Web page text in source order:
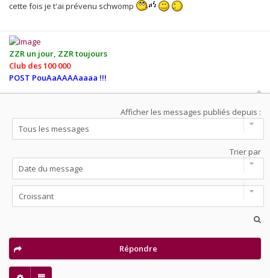
cette fois je t'ai prévenu schwomp
ZZR un jour, ZZR toujours
Club des 100 000
POST PouAaAAAAaaaa !!!
Afficher les messages publiés depuis :
Trier par
Répondre